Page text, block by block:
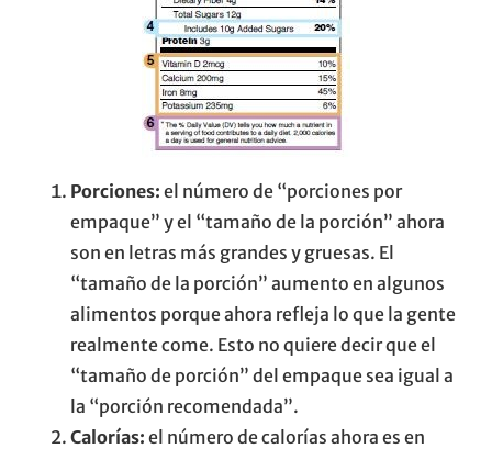
Porciones: el número de “porciones por
empaque” y el “tamaño de la porción” ahora
son en letras más grandes y gruesas. El
“tamaño de la porción” aumento en algunos
alimentos porque ahora refleja lo que la gente
realmente come. Esto no quiere decir que el
“tamaño de porción” del empaque sea igual a
la “porción recomendada”.
Calorías: el número de calorías ahora es en